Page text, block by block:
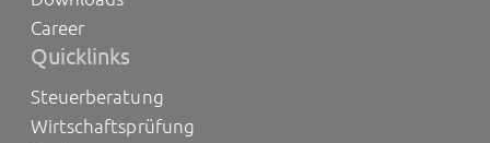
Career
Quicklinks
Steuerberatung
Wirtschaftsprüfung